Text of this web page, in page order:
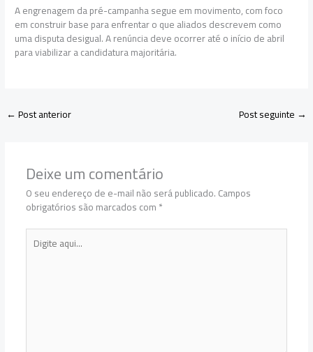
A engrenagem da pré-campanha segue em movimento, com foco
em construir base para enfrentar o que aliados descrevem como
uma disputa desigual. A renúncia deve ocorrer até o início de abril
para viabilizar a candidatura majoritária.
←Post anterior Post seguinte →
Deixe um comentário
O seu endereço de e-mail não será publicado.Campos
obrigatórios são marcados com*
Digite
aqui...